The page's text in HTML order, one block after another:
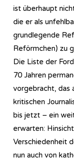
ist überhaupt
die er als
grundlegende
Reförmchen) zu
Die Liste der
70 Jahren
vorgebracht, das
kritischen
bis jetzt – ein
erwarten:
Verschiedenheit
nun auch von